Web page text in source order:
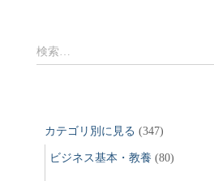
検
索
検索…
カテゴリ別に見る (347)
ビジネス基本・教養 (80)